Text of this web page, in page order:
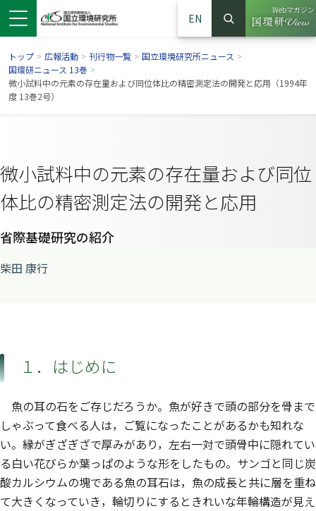
ドウで開きます）
ンドウで開きます）
ウインドウで開きます）
EN
サイト内検索
検索
Webマガジン
（別ウイ
トップ > 広報活動 > 刊行物一覧 > 国立環境研究所ニュース >
国環研ニュース 13巻 >
微小試料中の元素の存在量および同位体比の精密測定法の開発と応用（1994年
度 13巻2号）
微小試料中の元素の存在量および同位
体比の精密測定法の開発と応用
省際基礎研究の紹介
柴田 康行
１．はじめに
魚の耳の石をご存じだろうか。魚が好きで頭の部分を骨まで
しゃぶって食べる人は，ご覧になったことがあるかも知れな
い。縁がぎざぎざで厚みがあり，左右一対で頭骨中に隠れてい
る白い花びらか葉っぱのような形をしたもの。サンゴと同じ炭
酸カルシウムの塊である魚の耳石は，魚の成長と共に層を重ね
て大きくなっていき，輪切りにするときれいな年輪構造が見え